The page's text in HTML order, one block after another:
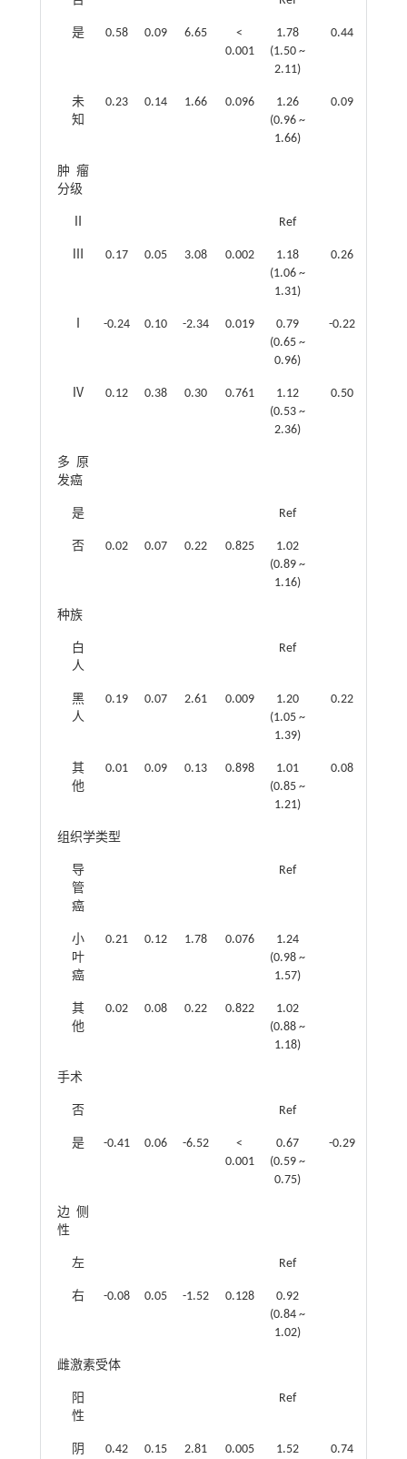
是 0.58 0.09 6.65
<
0.001
1.78
(1.50 ~
2.11)
0.44
未
知
0.23 0.14 1.66 0.096
1.26
(0.96 ~
1.66)
0.09
肿瘤
分级
Ref
0.17 0.05 3.08 0.002
1.18
(1.06 ~
1.31)
0.26
-0.24 0.10 -2.34 0.019
0.79
(0.65 ~
0.96)
-0.22
Ⅳ 0.12 0.38 0.30 0.761
1.12
(0.53 ~
2.36)
0.50
多原
发癌
是 Ref
否 0.02 0.07 0.22 0.825
1.02
(0.89 ~
1.16)
种族
白
人
Ref
黑
人
0.19 0.07 2.61 0.009
1.20
(1.05 ~
1.39)
0.22
其
他
0.01 0.09 0.13 0.898
1.01
(0.85 ~
1.21)
0.08
组织学类型
导
管
癌
Ref
小
叶
癌
0.21 0.12 1.78 0.076
1.24
(0.98 ~
1.57)
其
他
0.02 0.08 0.22 0.822
1.02
(0.88 ~
1.18)
手术
否 Ref
是 -0.41 0.06 -6.52
<
0.001
0.67
(0.59 ~
0.75)
-0.29
边侧
性
左 Ref
右 -0.08 0.05 -1.52 0.128
0.92
(0.84 ~
1.02)
雌激素受体
阳
性
Ref
阴
0.42 0.15 2.81 0.005
1.52
0.74